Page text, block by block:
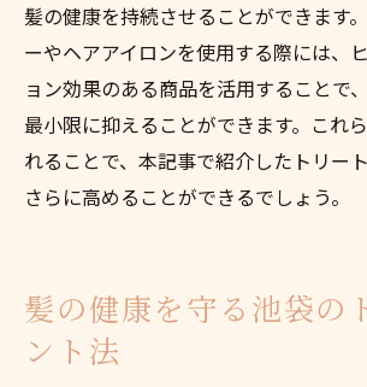
髪質に最適なホームケアの見
池袋で手に入るトリートメン
用法
サロンとホームケアを組み
ラン
髪の健康を持続させることができます
ーやヘアアイロンを使用する際には、
ョン効果のある商品を活用することで
最小限に抑えることができます。これ
れることで、本記事で紹介したトリー
さらに高めることができるでしょう。
髪の健康を守る池袋の
ント法